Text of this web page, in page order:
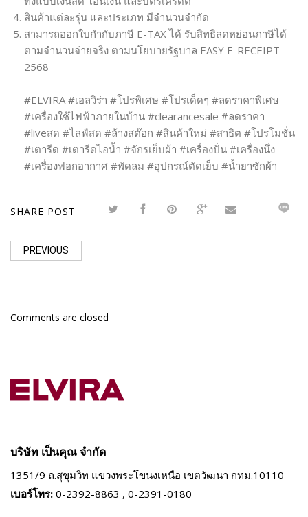
สินค้าแต่ละรุ่น และประเภท มีจำนวนจำกัด
สามารถออกใบกำกับภาษี E-TAX ได้ รับสิทธิลดหย่อนภาษีได้
ตามจำนวนจ่ายจริง ตามนโยบายรัฐบาล EASY E-RECEIPT
2568
#ELVIRA #เอลวิร่า #โปรพิเศษ #โปรเด็ดๆ #ลดราคาพิเศษ
#เครื่องใช้ไฟฟ้าภายในบ้าน #clearancesale #ลดราคา
#liveสด #ไลฟ์สด #ล้างสต๊อก #สินค้าใหม่ #สาธิต #โปรโมชั่น
#เตารีด #เตารีดไอน้ำ #จักรเย็บผ้า #เครื่องปั่น #เครื่องนึ่ง
#เครื่องฟอกอากาศ #พัดลม #อุปกรณ์ตัดเย็บ #น้ำยาซักผ้า
SHARE POST
PREVIOUS
Comments are closed
บริษัท เป็นคุณ จำกัด
1351/9 ถ.สุขุมวิท แขวงพระโขนงเหนือ เขตวัฒนา กทม.10110
เบอร์โทร: 0-2392-8863 , 0-2391-0180